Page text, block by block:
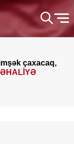
çaxacaq,
ƏHALİYƏ